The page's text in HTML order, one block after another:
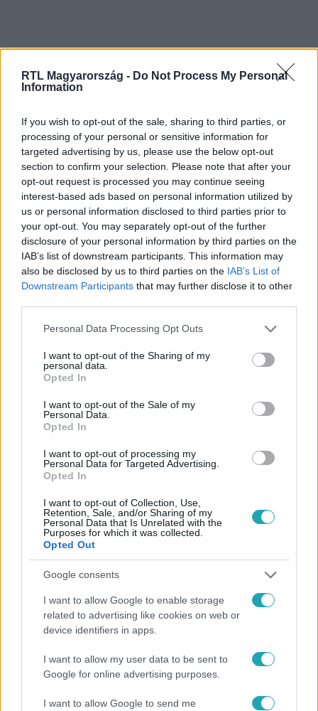
RTL Magyarország - Do Not Process My Personal
Information
If you wish to opt-out of the sale, sharing to third parties, or
processing of your personal or sensitive information for
targeted advertising by us, please use the below opt-out
section to confirm your selection. Please note that after your
opt-out request is processed you may continue seeing
interest-based ads based on personal information utilized by
us or personal information disclosed to third parties prior to
your opt-out. You may separately opt-out of the further
disclosure of your personal information by third parties on the
IAB’s list of downstream participants. This information may
also be disclosed by us to third parties on the IAB’s List of
Downstream Participants that may further disclose it to other
Please note that this website/app uses one or more Google
not limited to your visit or usage behaviour. You may click to
grant or deny consent to Google and its third-party tags to
use your data for below specified purposes in below Google
consent section.
Personal Data Processing Opt Outs
I want to opt-out of the Sharing of my
personal data.
Opted In
I want to opt-out of the Sale of my
Personal Data.
Opted In
I want to opt-out of processing my
Personal Data for Targeted Advertising.
Opted In
I want to opt-out of Collection, Use,
Retention, Sale, and/or Sharing of my
Personal Data that Is Unrelated with the
Purposes for which it was collected.
Opted Out
Google consents
I want to allow Google to enable storage
related to advertising like cookies on web or
device identifiers in apps.
I want to allow my user data to be sent to
Google for online advertising purposes.
I want to allow Google to send me
Itt állítsd be, hogy az RTL.hu az elsők között
Kövess minket, és értesülj a friss hírekről a
Követem
REGGELI #
SOCIAL MÉDIA #KOMMENT #MENTÁLIS ÁLLAPOT
FORGÁCS MARIANN
MAKAI GÁBOR #YVONNE DEDERICK
Népszerű